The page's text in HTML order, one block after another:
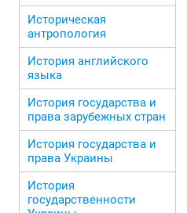
Историческая
антропология
История английского
языка
История государства и
права зарубежных стран
История государства и
права Украины
История
государственности